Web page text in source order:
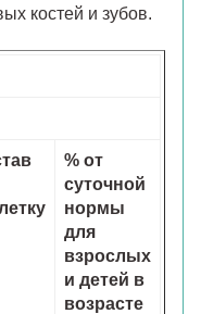
костей и зубов.
% от
суточной
нормы
для
взрослых
и детей в
возрасте